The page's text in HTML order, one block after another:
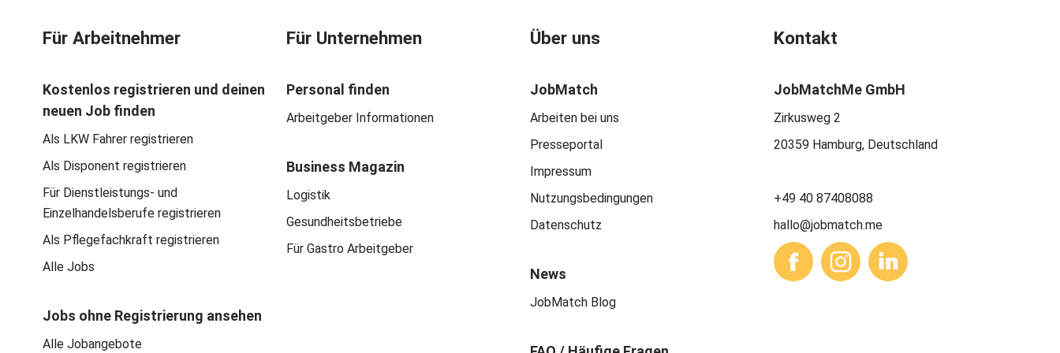
Für Arbeitnehmer
Kostenlos registrieren und deinen
neuen Job finden
Als LKW Fahrer registrieren
Als Disponent registrieren
Für Dienstleistungs- und
Einzelhandelsberufe registrieren
Als Pflegefachkraft registrieren
Alle Jobs
Jobs ohne Registrierung ansehen
Alle Jobangebote
Für Unternehmen
Personal finden
Arbeitgeber Informationen
Business Magazin
Logistik
Gesundheitsbetriebe
Für Gastro Arbeitgeber
Über uns
JobMatch
Arbeiten bei uns
Presseportal
Impressum
Nutzungsbedingungen
Datenschutz
News
JobMatch Blog
Kontakt
JobMatchMe GmbH
Zirkusweg 2
20359 Hamburg, Deutschland
+49 40 87408088
hallo@jobmatch.me